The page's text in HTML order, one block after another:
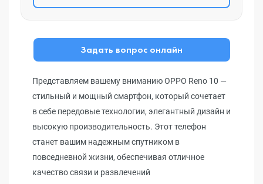
Задать вопрос онлайн
Представляем вашему вниманию OPPO Reno 10 —
стильный и мощный смартфон, который сочетает
в себе передовые технологии, элегантный дизайн и
высокую производительность. Этот телефон
станет вашим надежным спутником в
повседневной жизни, обеспечивая отличное
качество связи и развлечений